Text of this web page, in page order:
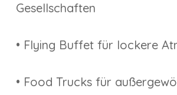
Gesellschaften
• Flying Buffet für lockere
• Food Trucks für